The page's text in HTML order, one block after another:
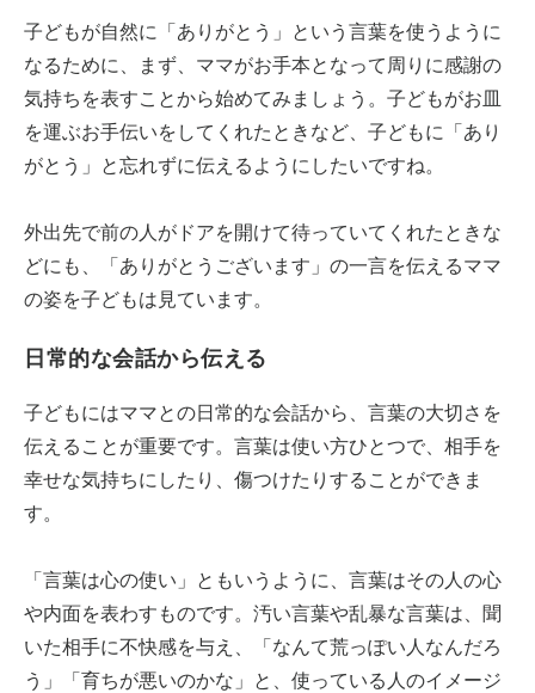
子どもが自然に「ありがとう」という言葉を使うように
なるために、まず、ママがお手本となって周りに感謝の
気持ちを表すことから始めてみましょう。子どもがお皿
を運ぶお手伝いをしてくれたときなど、子どもに「あり
がとう」と忘れずに伝えるようにしたいですね。
外出先で前の人がドアを開けて待っていてくれたときな
どにも、「ありがとうございます」の一言を伝えるママ
の姿を子どもは見ています。
日常的な会話から伝える
子どもにはママとの日常的な会話から、言葉の大切さを
伝えることが重要です。言葉は使い方ひとつで、相手を
幸せな気持ちにしたり、傷つけたりすることができま
す。
「言葉は心の使い」ともいうように、言葉はその人の心
や内面を表わすものです。汚い言葉や乱暴な言葉は、聞
いた相手に不快感を与え、「なんて荒っぽい人なんだろ
う」「育ちが悪いのかな」と、使っている人のイメージ